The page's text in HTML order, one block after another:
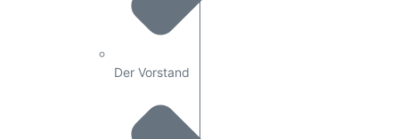
Der Vorstand